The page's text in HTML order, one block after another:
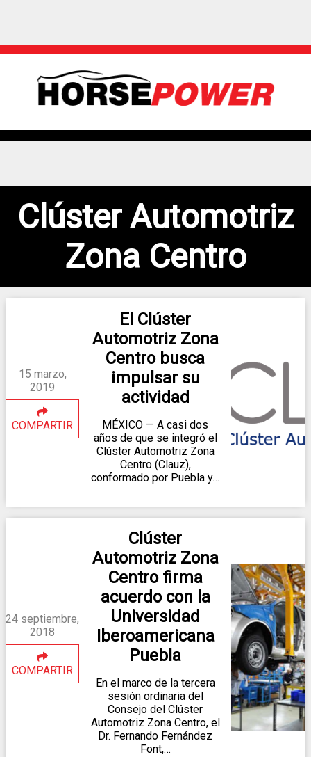
Clúster Automotriz
Zona Centro
15 marzo,
2019
COMPARTIR
El Clúster
Automotriz Zona
Centro busca
impulsar su
actividad
MÉXICO — A casi dos
años de que se integró el
Clúster Automotriz Zona
Centro (Clauz),
conformado por Puebla y…
24 septiembre,
2018
COMPARTIR
Clúster
Automotriz Zona
Centro firma
acuerdo con la
Universidad
Iberoamericana
Puebla
En el marco de la tercera
sesión ordinaria del
Consejo del Clúster
Automotriz Zona Centro, el
Dr. Fernando Fernández
Font,…